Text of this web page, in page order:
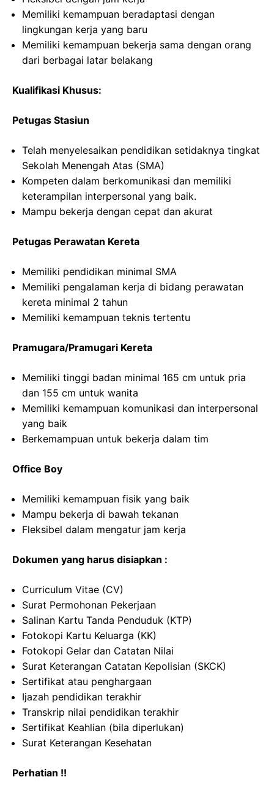
Memiliki kemampuan beradaptasi dengan
lingkungan kerja yang baru
Memiliki kemampuan bekerja sama dengan orang
dari berbagai latar belakang
Kualifikasi Khusus:
Petugas Stasiun
Telah menyelesaikan pendidikan setidaknya tingkat
Sekolah Menengah Atas (SMA)
Kompeten dalam berkomunikasi dan memiliki
keterampilan interpersonal yang baik.
Mampu bekerja dengan cepat dan akurat
Petugas Perawatan Kereta
Memiliki pendidikan minimal SMA
Memiliki pengalaman kerja di bidang perawatan
kereta minimal 2 tahun
Memiliki kemampuan teknis tertentu
Pramugara/Pramugari Kereta
Memiliki tinggi badan minimal 165 cm untuk pria
dan 155 cm untuk wanita
Memiliki kemampuan komunikasi dan interpersonal
yang baik
Berkemampuan untuk bekerja dalam tim
Office Boy
Memiliki kemampuan fisik yang baik
Mampu bekerja di bawah tekanan
Fleksibel dalam mengatur jam kerja
Dokumen yang harus disiapkan :
Curriculum Vitae (CV)
Surat Permohonan Pekerjaan
Salinan Kartu Tanda Penduduk (KTP)
Fotokopi Kartu Keluarga (KK)
Fotokopi Gelar dan Catatan Nilai
Surat Keterangan Catatan Kepolisian (SKCK)
Sertifikat atau penghargaan
Ijazah pendidikan terakhir
Transkrip nilai pendidikan terakhir
Sertifikat Keahlian (bila diperlukan)
Surat Keterangan Kesehatan
Perhatian !!